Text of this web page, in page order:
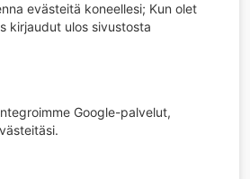
evästeitä koneellesi; Kun olet
kirjaudut ulos sivustosta
Google-palvelut,